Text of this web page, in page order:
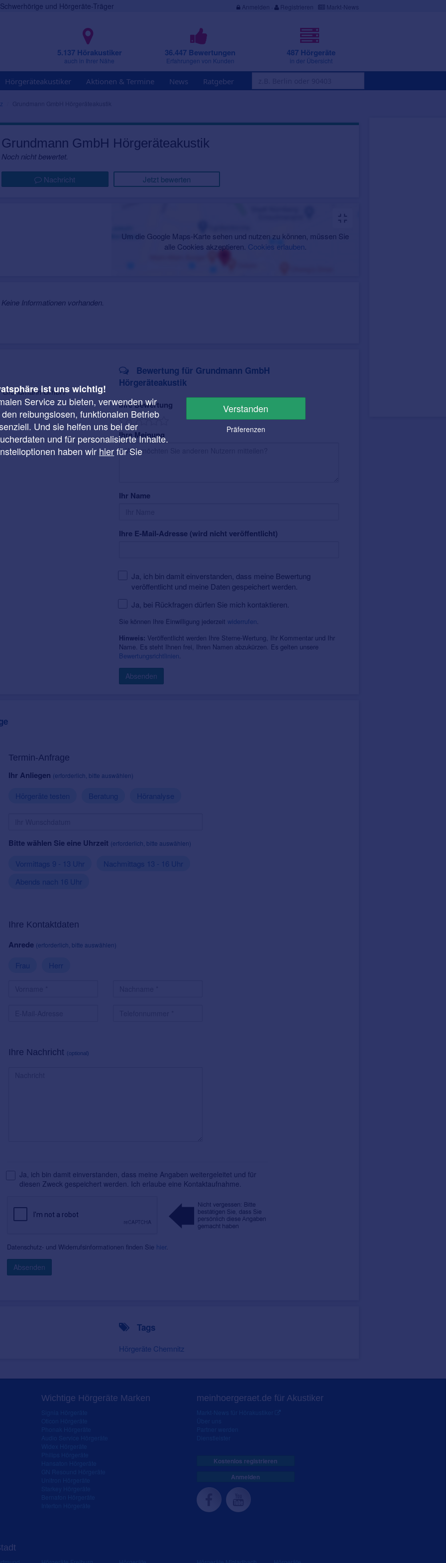
und Hörgeräte-Träger Anmelden · Registrieren Markt-News
5.137 Hörakustiker
auch in Ihrer Nähe
36.447 Bewertungen
Erfahrungen von Kunden
487 Hörgeräte
in der Übersicht
Hörgeräteakustiker Aktionen & Termine News Ratgeber
Grundmann GmbH Hörgeräteakustik
Grundmann GmbH Hörgeräteakustik
Noch nicht bewertet.
Nachricht Jetzt bewerten
Um die Google Maps-Karte sehen und nutzen zu können, müssen Sie
alle Cookies akzeptieren. Cookies erlauben
Keine Informationen vorhanden.
Grundmann GmbH
Bewertung für Grundmann GmbH
Hörgeräteakustik
Ihre Bewertung
Ihre Meinung
Ihr Name
Ihre E-Mail-Adresse (wird nicht veröffentlicht)
Ja, ich bin damit einverstanden, dass meine Bewertung
veröffentlicht und meine Daten gespeichert werden.
Ja, bei Rückfragen dürfen Sie mich kontaktieren.
Sie können Ihre Einwilligung jederzeit widerrufen.
Hinweis: Veröffentlicht werden Ihre Sterne-Wertung, Ihr Kommentar und Ihr
Name. Es steht Ihnen frei, Ihren Namen abzukürzen. Es gelten unsere
Bewertungsrichtlinien.
Absenden
Termin-Anfrage
Ihr Anliegen (erforderlich, bitte auswählen)
Hörgeräte testen Beratung Höranalyse
Bitte wählen Sie eine Uhrzeit (erforderlich, bitte auswählen)
Vormittags 9 - 13 Uhr
Nachmittags 13 - 16 Uhr
Abends nach 16 Uhr
Ihre Kontaktdaten
Anrede (erforderlich, bitte auswählen)
Frau Herr
Ihre Nachricht (optional)
Ja, ich bin damit einverstanden, dass meine Angaben weitergeleitet und für
diesen Zweck gespeichert werden. Ich erlaube eine Kontaktaufnahme.
Datenschutz- und Widerrufsinformationen finden Sie hier.
Absenden
Tags
Hörgeräte Chemnitz
Wichtige Hörgeräte Marken meinhoergeraet.de für Akustiker
Kostenlos registrieren
Anmelden
ist uns wichtig!
Service zu bieten, verwenden wir
reibungslosen, funktionalen Betrieb
Und sie helfen uns bei der
und für personalisierte Inhalte.
haben wir hierfür Sie
Verstanden
Präferenzen